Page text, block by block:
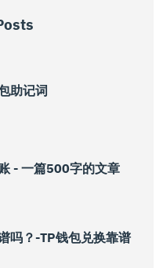
助记词
- 一篇500字的文章
吗？-TP钱包兑换靠谱